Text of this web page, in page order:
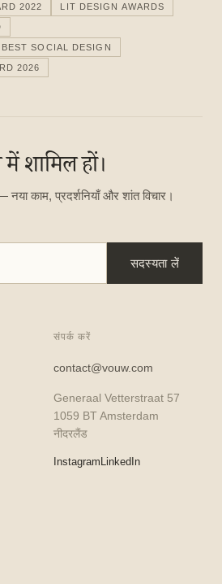
2022 LIT DESIGN AWARDS
SOCIAL DESIGN
2026
शामिल हों।
काम, प्रदर्शनियाँ और शांत विचार।
सदस्यता लें
संपर्क करें
contact@vouw.com
Generaal Vetterstraat 57
1059 BT Amsterdam
नीदरलैंड
Instagram LinkedIn